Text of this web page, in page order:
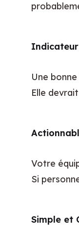
Indicateur
Une
Elle
Votre
Si
Simple et